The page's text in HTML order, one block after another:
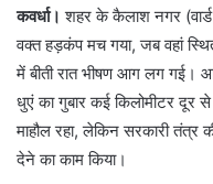
कवर्धा। शहर के कैलाश नगर
वक्त हड़कंप मच गया, जब वहां
में बीती रात भीषण आग लग गई।
धुएं का गुबार कई किलोमीटर दूर
माहौल रहा, लेकिन सरकारी
देने का काम किया।